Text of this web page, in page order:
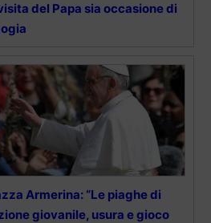
del Papa sia occasione di
Armerina: “Le piaghe di
giovanile, usura e gioco